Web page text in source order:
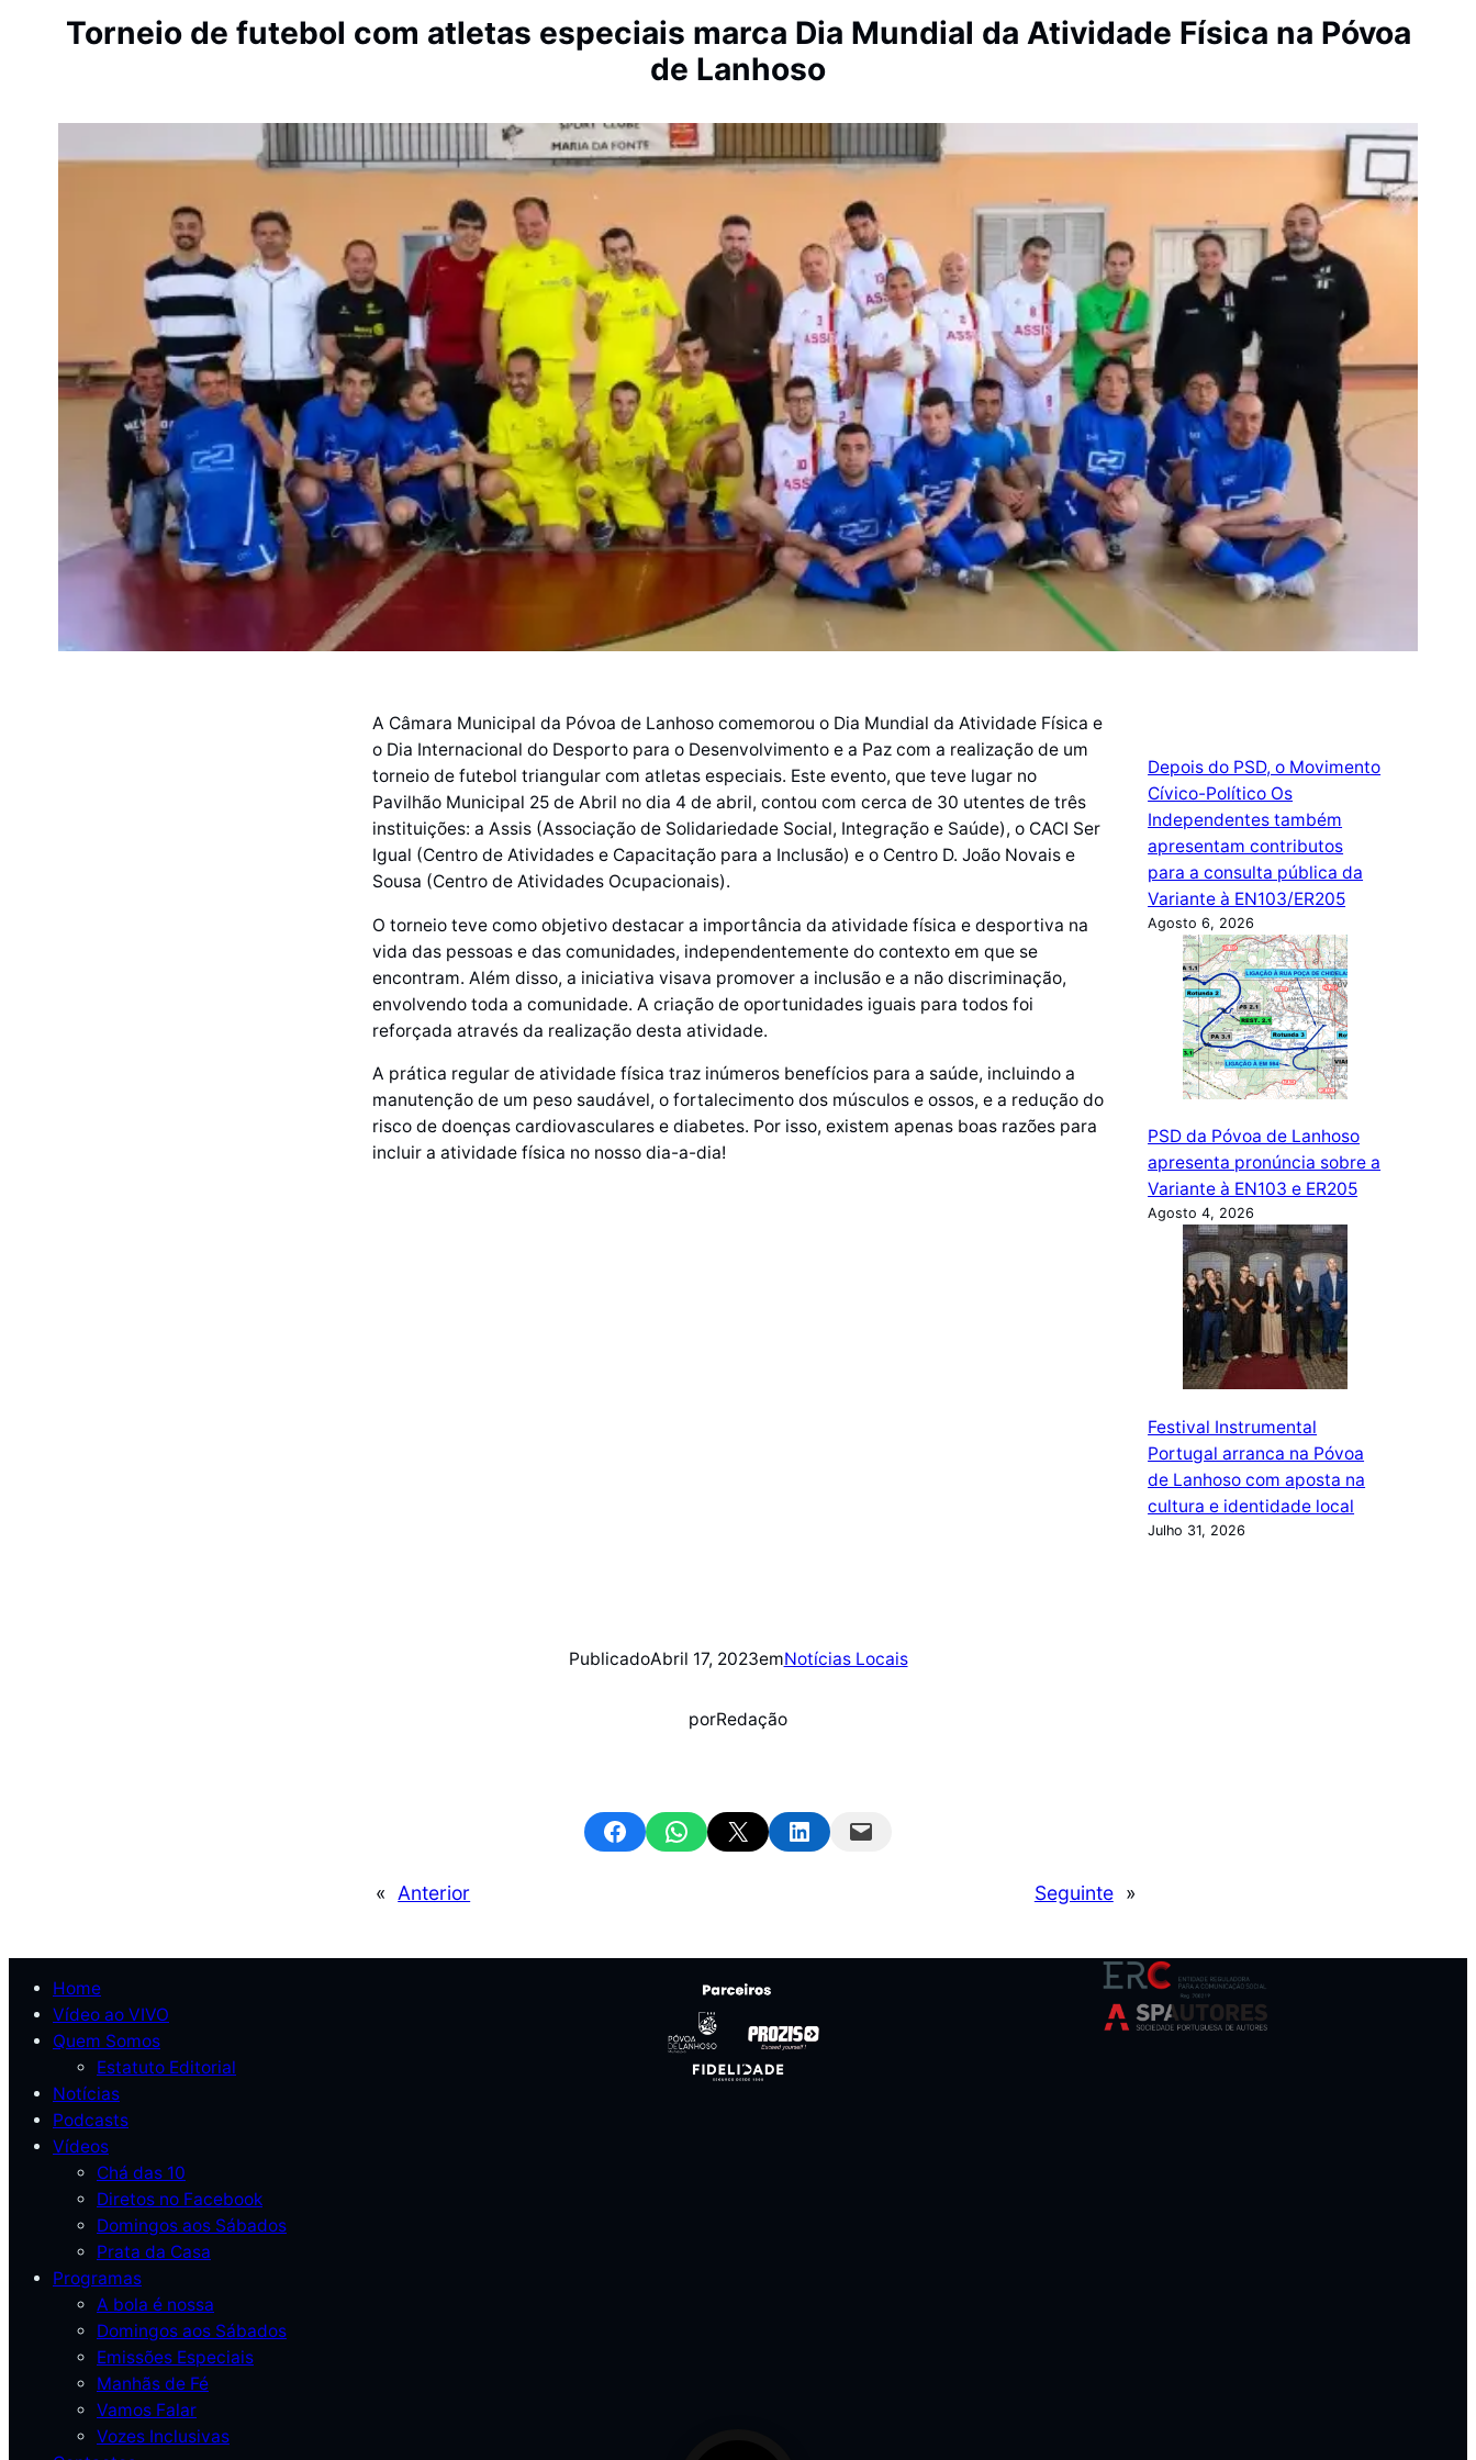
Torneio de futebol com atletas especiais marca Dia Mundial da Atividade Física na Póvoa
de Lanhoso
A Câmara Municipal da Póvoa de Lanhoso comemorou o Dia Mundial da Atividade Física e
o Dia Internacional do Desporto para o Desenvolvimento e a Paz com a realização de um
torneio de futebol triangular com atletas especiais. Este evento, que teve lugar no
Pavilhão Municipal 25 de Abril no dia 4 de abril, contou com cerca de 30 utentes de três
instituições: a Assis (Associação de Solidariedade Social, Integração e Saúde), o CACI Ser
Igual (Centro de Atividades e Capacitação para a Inclusão) e o Centro D. João Novais e
Sousa (Centro de Atividades Ocupacionais).
O torneio teve como objetivo destacar a importância da atividade física e desportiva na
vida das pessoas e das comunidades, independentemente do contexto em que se
encontram. Além disso, a iniciativa visava promover a inclusão e a não discriminação,
envolvendo toda a comunidade. A criação de oportunidades iguais para todos foi
reforçada através da realização desta atividade.
A prática regular de atividade física traz inúmeros benefícios para a saúde, incluindo a
manutenção de um peso saudável, o fortalecimento dos músculos e ossos, e a redução do
risco de doenças cardiovasculares e diabetes. Por isso, existem apenas boas razões para
incluir a atividade física no nosso dia-a-dia!
Depois do PSD, o Movimento
Cívico-Político Os
Independentes também
apresentam contributos
para a consulta pública da
Variante à EN103/ER205
Agosto 6, 2026
PSD da Póvoa de Lanhoso
apresenta pronúncia sobre a
Variante à EN103 e ER205
Agosto 4, 2026
Festival Instrumental
Portugal arranca na Póvoa
de Lanhoso com aposta na
cultura e identidade local
Julho 31, 2026
PublicadoAbril 17, 2023emNotícias Locais
porRedação
Share on FacebookShare on WhatsApp
Email this Page Share on LinkedInEmail this Page
« Anterior Seguinte »
Home
Vídeo ao VIVO
Quem Somos
Estatuto Editorial
Notícias
Podcasts
Vídeos
Chá das 10
Diretos no Facebook
Domingos aos Sábados
Prata da Casa
Programas
A bola é nossa
Domingos aos Sábados
Emissões Especiais
Manhãs de Fé
Vamos Falar
Vozes Inclusivas